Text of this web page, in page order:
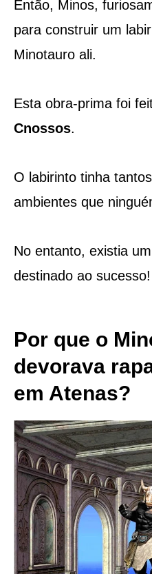
Então, Minos,
para construir um
Minotauro ali.
Esta obra-prima foi
Cnossos.
O labirinto tinha
ambientes que
No entanto, existia
destinado ao sucesso!
Por que o
devorava
em Atenas?